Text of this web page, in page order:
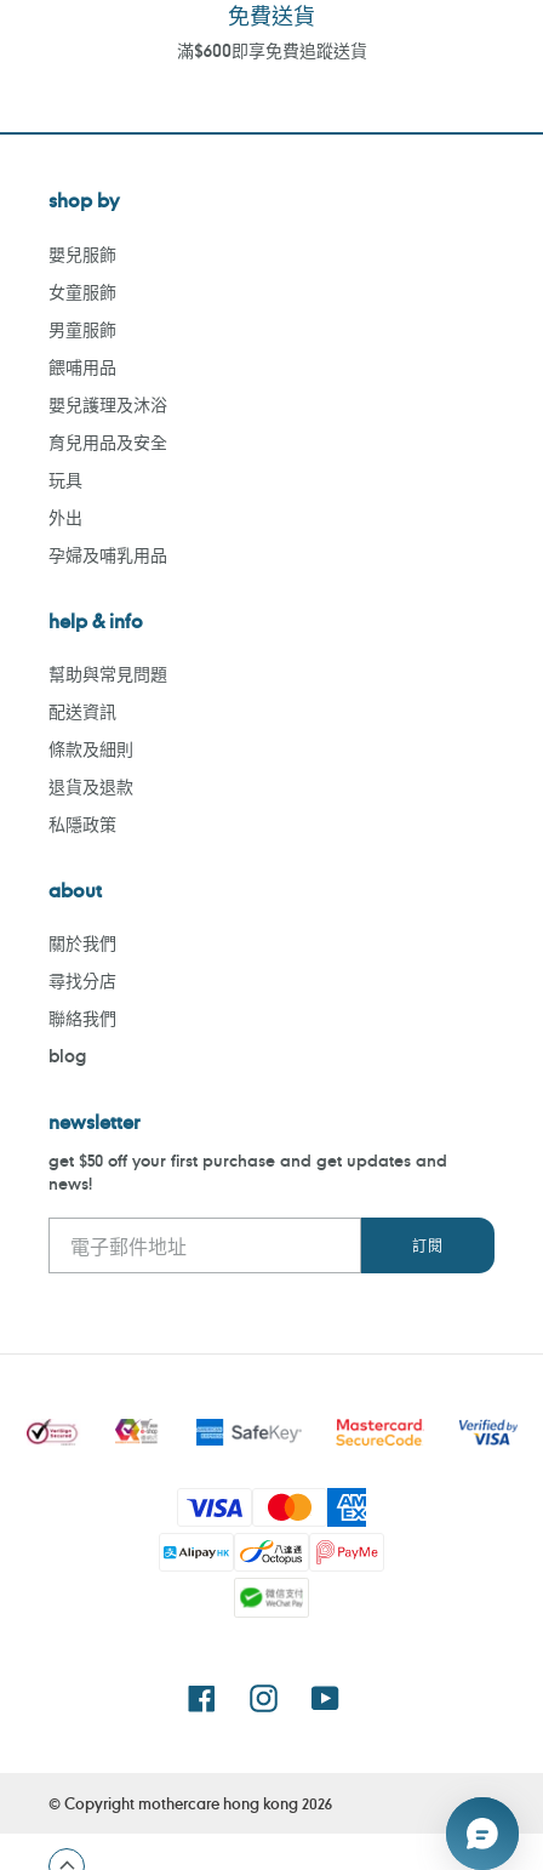
免費送貨
滿$600即享免費追蹤送貨
shop by
嬰兒服飾
女童服飾
男童服飾
餵哺用品
嬰兒護理及沐浴
育兒用品及安全
玩具
外出
孕婦及哺乳用品
help & info
幫助與常見問題
配送資訊
條款及細則
退貨及退款
私隱政策
about
關於我們
尋找分店
聯絡我們
blog
newsletter
get $50 off your first purchase and get updates and
news!
付
款
方
式
FacebookInstagramYouTube
© Copyright mothercare hong kong2026